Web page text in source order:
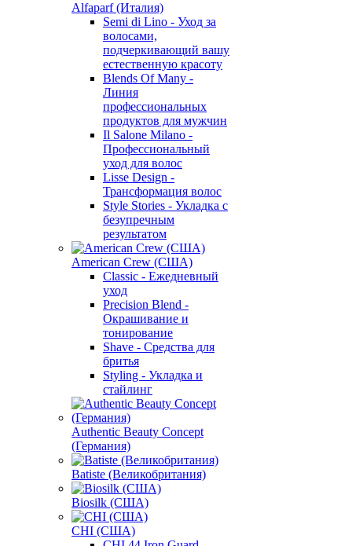
Alfaparf (Италия)
Semi di Lino - Уход за
волосами,
подчеркивающий вашу
естественную красоту
Blends Of Many -
Линия
профессиональных
продуктов для мужчин
Il Salone Milano -
Профессиональный
уход для волос
Lisse Design -
Трансформация волос
Style Stories - Укладка с
безупречным
результатом
American Crew (США)
Classic - Ежедневный
уход
Precision Blend -
Окрашивание и
тонирование
Shave - Средства для
бритья
Styling - Укладка и
стайлинг
Authentic Beauty Concept
(Германия)
Batiste (Великобритания)
Biosilk (США)
CHI (США)